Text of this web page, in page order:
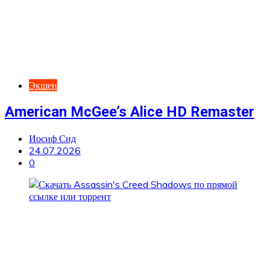
Экшен
American McGee’s Alice HD Remaster
Иосиф Сид
24.07.2026
0